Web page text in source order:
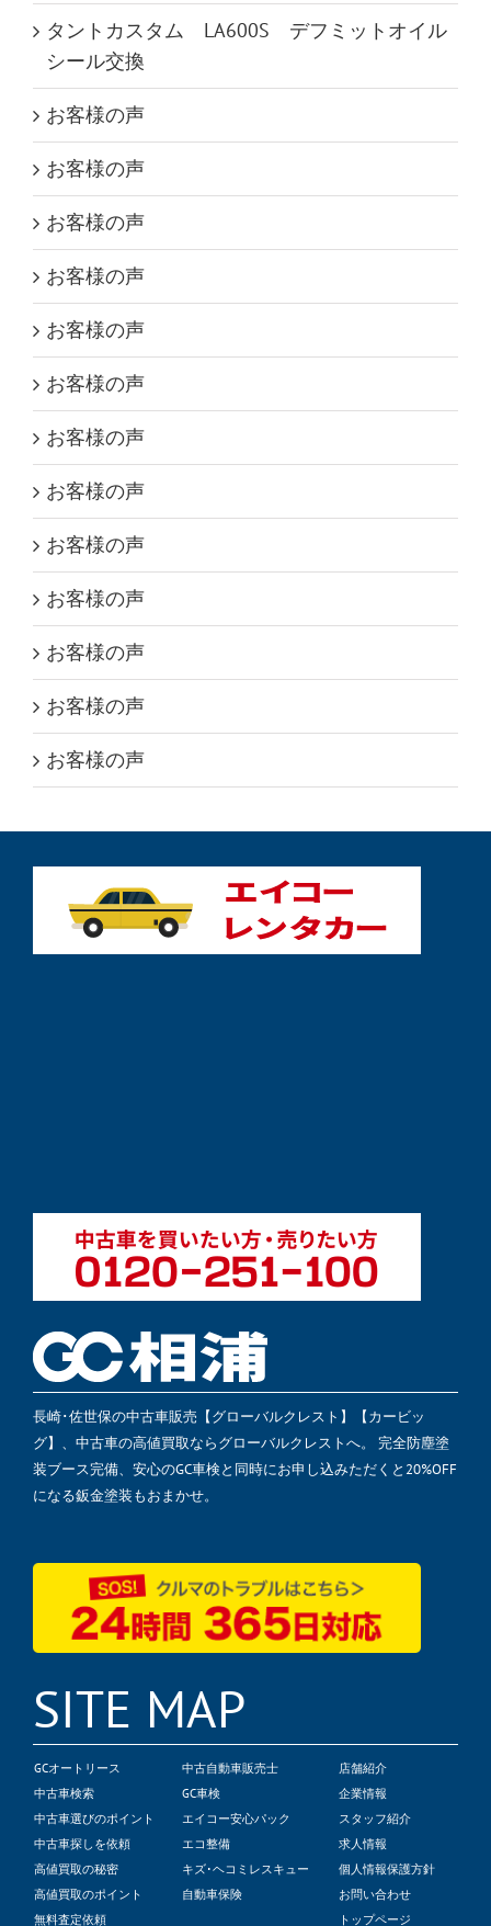
タントカスタム LA600S デフミットオイル
シール交換
お客様の声
お客様の声
お客様の声
お客様の声
お客様の声
お客様の声
お客様の声
お客様の声
お客様の声
お客様の声
お客様の声
お客様の声
お客様の声
長崎･佐世保の中古車販売【グローバルクレスト】【カービッ
グ】、中古車の高値買取ならグローバルクレストへ。 完全防塵塗
装ブース完備、安心のGC車検と同時にお申し込みただくと20%OFF
になる鈑金塗装もおまかせ。
SITE MAP
GCオートリース
中古車検索
中古車選びのポイント
中古車探しを依頼
高値買取の秘密
高値買取のポイント
無料査定依頼
中古自動車販売士
GC車検
エイコー安心パック
エコ整備
キズ･ヘコミレスキュー
自動車保険
店舗紹介
企業情報
スタッフ紹介
求人情報
個人情報保護方針
お問い合わせ
トップページ